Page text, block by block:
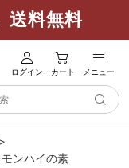
送料無料
ログイン カート メニュー
ンハイの素